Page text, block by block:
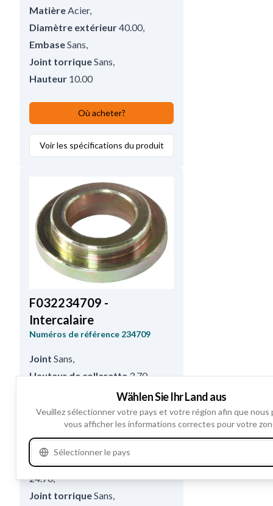
MatièreAcier,
Diamètre extérieur40.00,
EmbaseSans,
Joint torriqueSans,
Hauteur 10.00
Où acheter?
Voir les spécifications du produit
F032234709 -
Intercalaire
Numéros de référence 234709
Joint Sans,
Hauteur de collerette3.70,
17.20,
Matière Acier,
Diamètre extérieur 33.00,
EmbaseAvec,
Diamètre Extérieurcollare
24.70,
Joint torriqueSans,
Wählen Sie Ihr Land aus
Veuillez sélectionner votre pays et votre région afin que nous
vous afficher les informations correctes pour votre
Sélectionner le pays